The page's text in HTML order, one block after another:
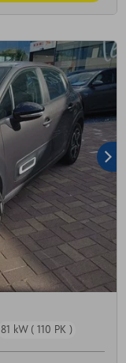
81 kW ( 110 PK )